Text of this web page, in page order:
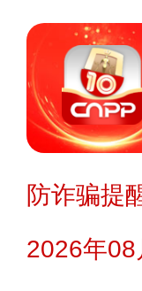
防诈骗提
2026年08